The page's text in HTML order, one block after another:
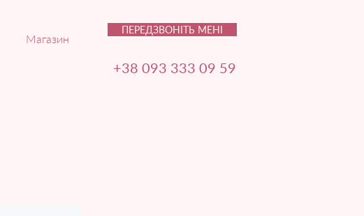
Магазин
ПЕРЕДЗВОНІТЬ МЕНІ
+38 093 333 09 59